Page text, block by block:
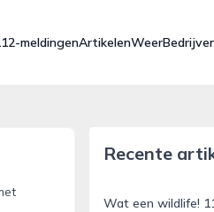
meldingenArtikelenWeer
Recente
Wat een wildlife!